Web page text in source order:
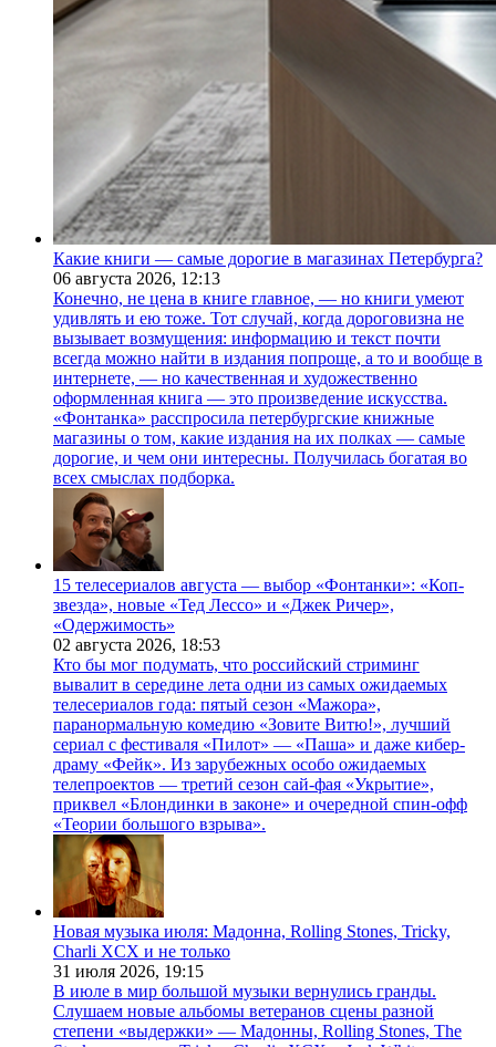
Какие книги — самые дорогие в магазинах Петербурга?
06 августа 2026, 12:13
Конечно, не цена в книге главное, — но книги умеют
удивлять и ею тоже. Тот случай, когда дороговизна не
вызывает возмущения: информацию и текст почти
всегда можно найти в издания попроще, а то и вообще в
интернете, — но качественная и художественно
оформленная книга — это произведение искусства.
«Фонтанка» расспросила петербургские книжные
магазины о том, какие издания на их полках — самые
дорогие, и чем они интересны. Получилась богатая во
всех смыслах подборка.
15 телесериалов августа — выбор «Фонтанки»: «Коп-
звезда», новые «Тед Лессо» и «Джек Ричер»,
«Одержимость»
02 августа 2026, 18:53
Кто бы мог подумать, что российский стриминг
вывалит в середине лета одни из самых ожидаемых
телесериалов года: пятый сезон «Мажора»,
паранормальную комедию «Зовите Витю!», лучший
сериал с фестиваля «Пилот» — «Паша» и даже кибер-
драму «Фейк». Из зарубежных особо ожидаемых
телепроектов — третий сезон сай-фая «Укрытие»,
приквел «Блондинки в законе» и очередной спин-офф
«Теории большого взрыва».
Новая музыка июля: Мадонна, Rolling Stones, Tricky,
Charli XCX и не только
31 июля 2026, 19:15
В июле в мир большой музыки вернулись гранды.
Слушаем новые альбомы ветеранов сцены разной
степени «выдержки» — Мадонны, Rolling Stones, The